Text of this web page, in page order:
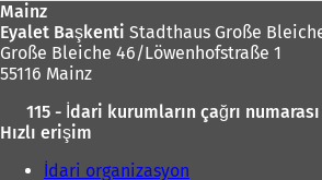
Mainz
Eyalet Başkenti Stadthaus Große
Große Bleiche 46/Löwenhofstraße 1
55116 Mainz
115 - İdari kurumların çağrı numarası
Hızlı erişim
İdari organizasyon